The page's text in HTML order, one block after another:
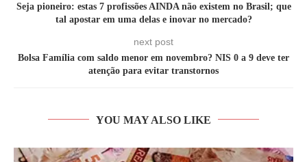
Seja pioneiro: estas 7 profissões AINDA não existem no Brasil; que
tal apostar em uma delas e inovar no mercado?
next post
Bolsa Família com saldo menor em novembro? NIS 0 a 9 deve ter
atenção para evitar transtornos
YOU MAY ALSO LIKE